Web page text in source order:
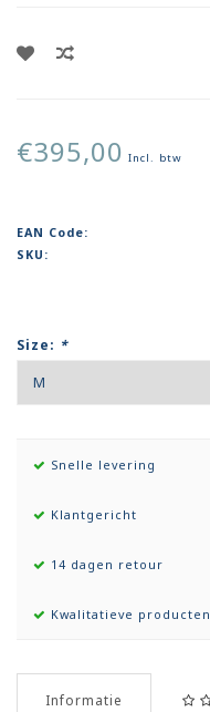
€395,00 Incl. btw
EAN Code:
SKU:
Size: *
Snelle levering
Klantgericht
14 dagen retour
Kwalitatieve producten
Informatie